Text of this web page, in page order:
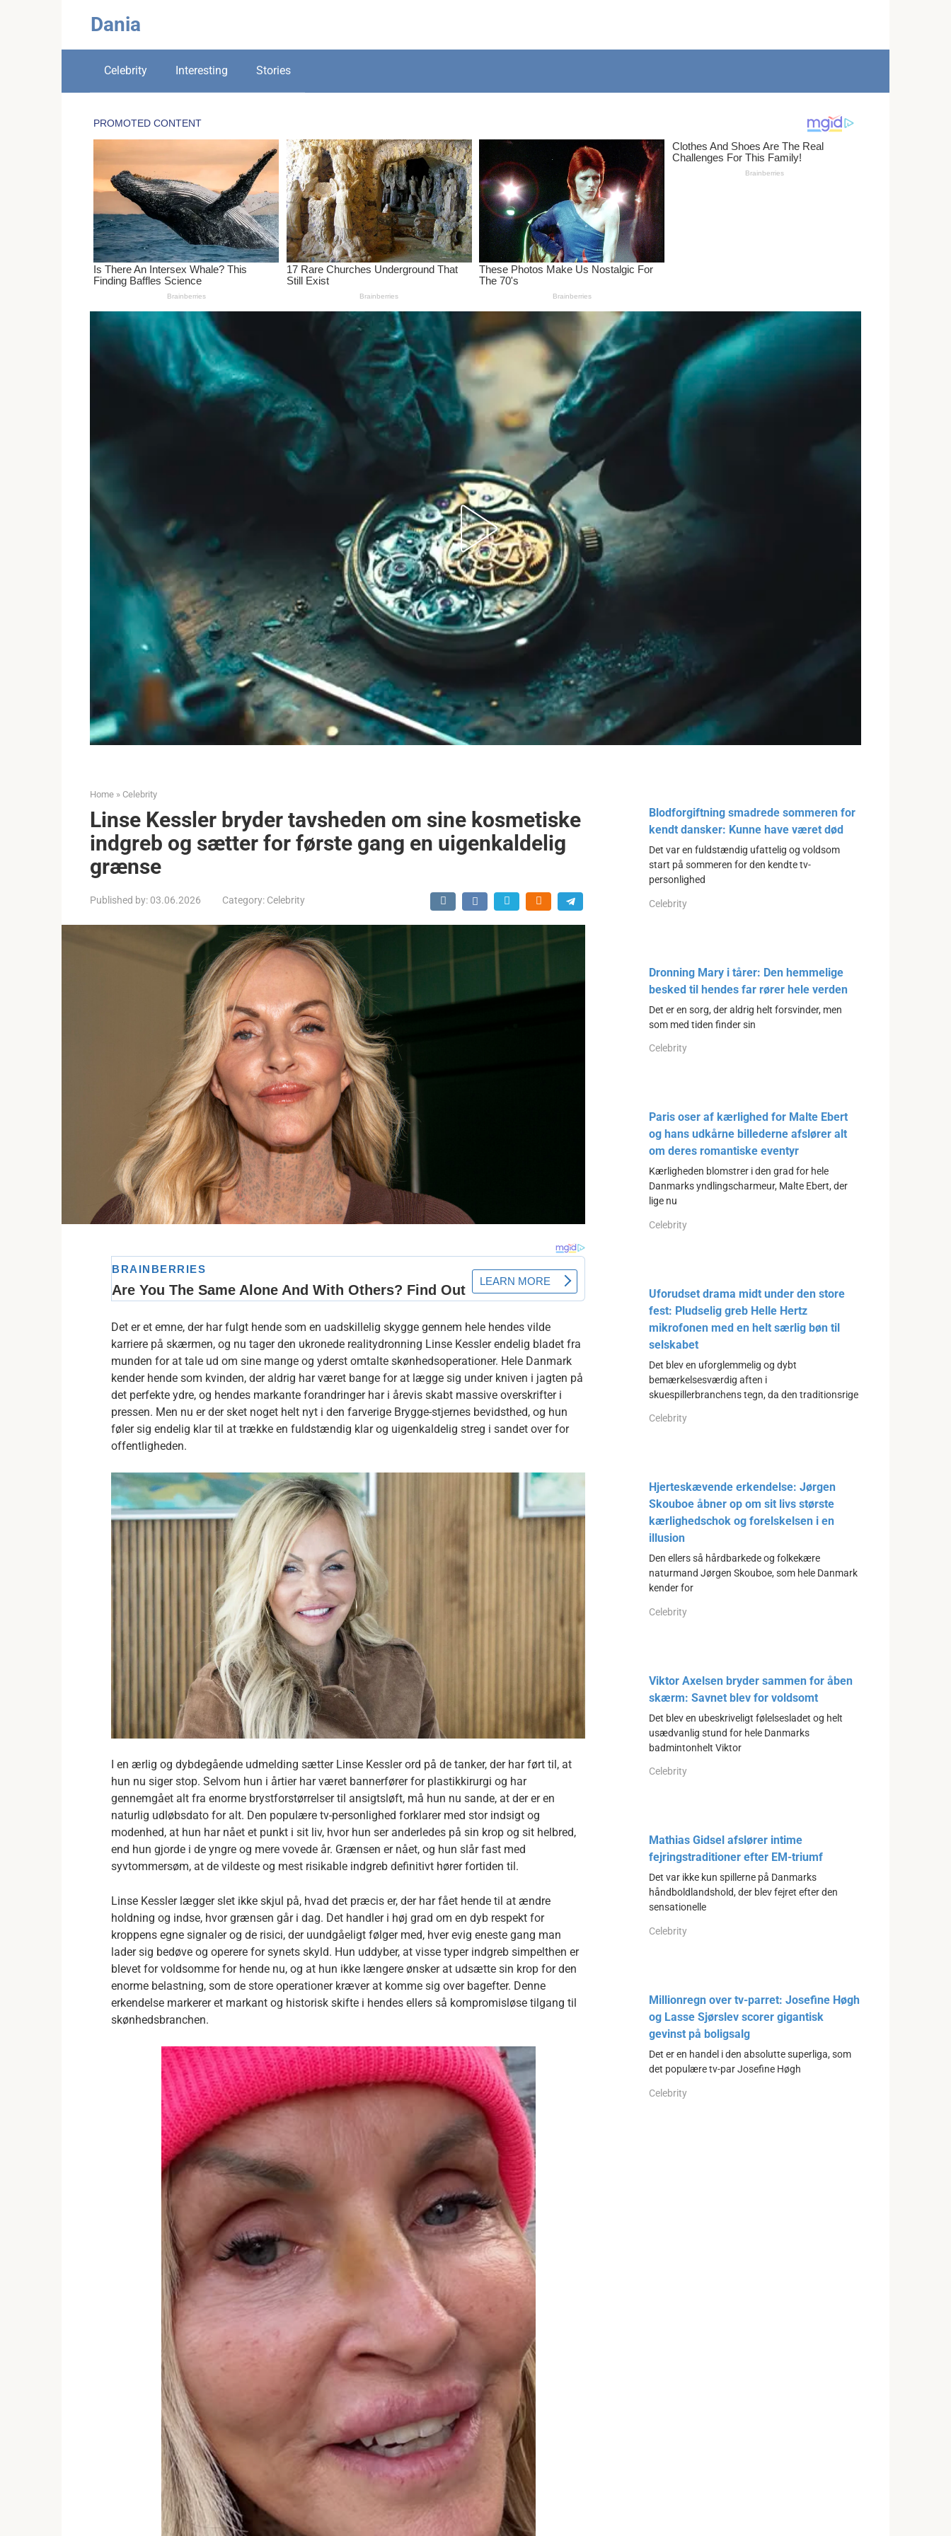
Dania
Celebrity Interesting Stories
Home » Celebrity
Linse Kessler bryder tavsheden om sine kosmetiske
indgreb og sætter for første gang en uigenkaldelig
grænse
Published by: 03.06.2026 Category: Celebrity
Det er et emne, der har fulgt hende som en uadskillelig skygge gennem hele hendes vilde
karriere på skærmen, og nu tager den ukronede realitydronning Linse Kessler endelig bladet fra
munden for at tale ud om sine mange og yderst omtalte skønhedsoperationer. Hele Danmark
kender hende som kvinden, der aldrig har været bange for at lægge sig under kniven i jagten på
det perfekte ydre, og hendes markante forandringer har i årevis skabt massive overskrifter i
pressen. Men nu er der sket noget helt nyt i den farverige Brygge-stjernes bevidsthed, og hun
føler sig endelig klar til at trække en fuldstændig klar og uigenkaldelig streg i sandet over for
offentligheden.
I en ærlig og dybdegående udmelding sætter Linse Kessler ord på de tanker, der har ført til, at
hun nu siger stop. Selvom hun i årtier har været bannerfører for plastikkirurgi og har
gennemgået alt fra enorme brystforstørrelser til ansigtsløft, må hun nu sande, at der er en
naturlig udløbsdato for alt. Den populære tv-personlighed forklarer med stor indsigt og
modenhed, at hun har nået et punkt i sit liv, hvor hun ser anderledes på sin krop og sit helbred,
end hun gjorde i de yngre og mere vovede år. Grænsen er nået, og hun slår fast med
syvtommersøm, at de vildeste og mest risikable indgreb definitivt hører fortiden til.
Linse Kessler lægger slet ikke skjul på, hvad det præcis er, der har fået hende til at ændre
holdning og indse, hvor grænsen går i dag. Det handler i høj grad om en dyb respekt for
kroppens egne signaler og de risici, der uundgåeligt følger med, hver evig eneste gang man
lader sig bedøve og operere for synets skyld. Hun uddyber, at visse typer indgreb simpelthen er
blevet for voldsomme for hende nu, og at hun ikke længere ønsker at udsætte sin krop for den
enorme belastning, som de store operationer kræver at komme sig over bagefter. Denne
erkendelse markerer et markant og historisk skifte i hendes ellers så kompromisløse tilgang til
skønhedsbranchen.
Blodforgiftning smadrede sommeren for
kendt dansker: Kunne have været død
Det var en fuldstændig ufattelig og voldsom
start på sommeren for den kendte tv-
personlighed
Celebrity
Dronning Mary i tårer: Den hemmelige
besked til hendes far rører hele verden
Det er en sorg, der aldrig helt forsvinder, men
som med tiden finder sin
Celebrity
Paris oser af kærlighed for Malte Ebert
og hans udkårne billederne afslører alt
om deres romantiske eventyr
Kærligheden blomstrer i den grad for hele
Danmarks yndlingscharmeur, Malte Ebert, der
lige nu
Celebrity
Uforudset drama midt under den store
fest: Pludselig greb Helle Hertz
mikrofonen med en helt særlig bøn til
selskabet
Det blev en uforglemmelig og dybt
bemærkelsesværdig aften i
skuespillerbranchens tegn, da den traditionsrige
Celebrity
Hjerteskævende erkendelse: Jørgen
Skouboe åbner op om sit livs største
kærlighedschok og forelskelsen i en
illusion
Den ellers så hårdbarkede og folkekære
naturmand Jørgen Skouboe, som hele Danmark
kender for
Celebrity
Viktor Axelsen bryder sammen for åben
skærm: Savnet blev for voldsomt
Det blev en ubeskriveligt følelsesladet og helt
usædvanlig stund for hele Danmarks
badmintonhelt Viktor
Celebrity
Mathias Gidsel afslører intime
fejringstraditioner efter EM-triumf
Det var ikke kun spillerne på Danmarks
håndboldlandshold, der blev fejret efter den
sensationelle
Celebrity
Millionregn over tv-parret: Josefine Høgh
og Lasse Sjørslev scorer gigantisk
gevinst på boligsalg
Det er en handel i den absolutte superliga, som
det populære tv-par Josefine Høgh
Celebrity